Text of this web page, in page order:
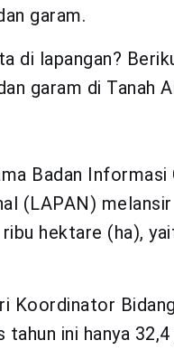
garam.
di lapangan?
garam di Tanah
Badan Informasi
(LAPAN)
hektare (ha),
Koordinator
ini hanya